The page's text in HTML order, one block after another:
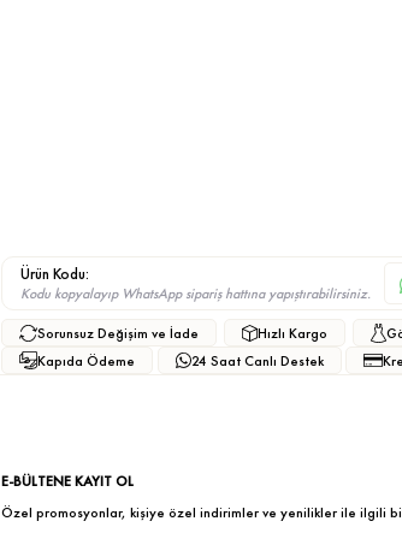
Ürün Kodu:
Kodu kopyalayıp WhatsApp sipariş hattına yapıştırabilirsiniz.
Sorunsuz Değişim ve İade Hızlı Kargo
Kapıda Ödeme
24 Saat Canlı Destek
E-BÜLTENE KAYIT OL
Özel promosyonlar, kişiye özel indirimler ve yenilikler ile ilgili